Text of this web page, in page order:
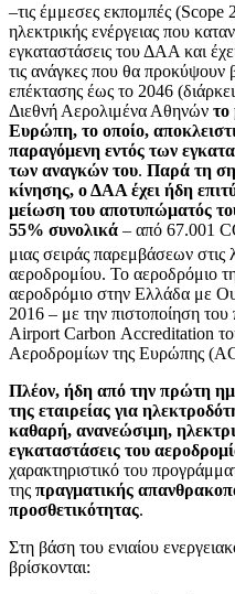
–τις έμμεσες εκπομπές (Scope
ηλεκτρικής ενέργειας που
εγκαταστάσεις του ΔΑΑ και
τις ανάγκες που θα προκύψουν
επέκτασης έως το 2046
Διεθνή Αερολιμένα Αθηνών το
Ευρώπη, το οποίο,
παραγόμενη εντός των
των αναγκών του. Παρά τη
κίνησης, ο ΔΑΑ έχει ήδη
μείωση του αποτυπώματός
55% συνολικά – από 67.001
μιας σειράς παρεμβάσεων στις
αεροδρομίου. Το αεροδρόμιο
αεροδρόμιο στην Ελλάδα με
2016 – με την πιστοποίηση
Airport Carbon Accreditation
Αεροδρομίων της Ευρώπης (
Πλέον, ήδη από την πρώτη
της εταιρείας για
καθαρή, ανανεώσιμη,
εγκαταστάσεις του
χαρακτηριστικό του
της πραγματικής
προσθετικότητας.
Στη βάση του ενιαίου
βρίσκονται: